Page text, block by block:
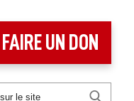
FAIRE UN DON